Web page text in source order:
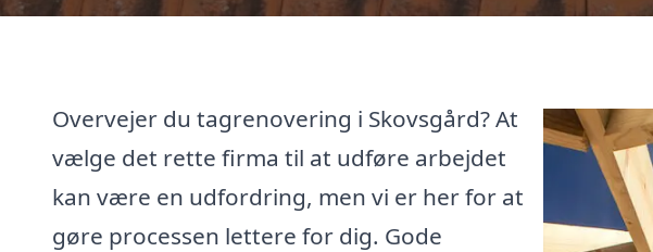
Overvejer du tagrenovering i Skovsgård? At
vælge det rette firma til at udføre arbejdet
kan være en udfordring, men vi er her for at
gøre processen lettere for dig. Gode